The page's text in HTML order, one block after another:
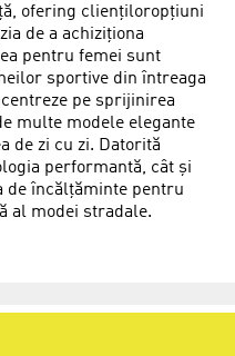
ofering cliențiloropțiuni
de a achiziționa
pentru femei sunt
sportive din întreaga
pe sprijinirea
multe modele elegante
de zi cu zi. Datorită
performantă, cât și
de încălțăminte pentru
al modei stradale.